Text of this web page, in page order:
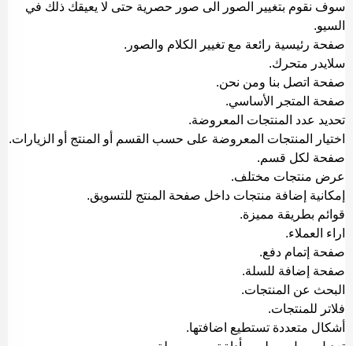
سوف نقوم بتغيير الصور الى صور حصرية حتى لا يعيقك ذلك في
السيو.
صفحة رئيسية رائعة مع تغيير الكلام والصور.
سلايدر متحرك.
صفحة اتصل بنا ومن نحن.
صفحة المتجر الأساسي.
تحديد عدد المنتجات المعروضة.
اختيار المنتجات المعروضة على حسب القسم أو المنتج أو الزيارات.
صفحة لكل قسم.
عرض منتجات مختلف.
إمكانية إضافة منتجات داخل صفحة المنتج للتسويق.
قوائم بطريقة مميزة.
اراء العملاء.
صفحة إتمام دفع.
صفحة إضافة للسلة.
البحث عن المنتجات.
فلاتر للمنتجات.
أشكال متعددة تستطيع اضافتها.